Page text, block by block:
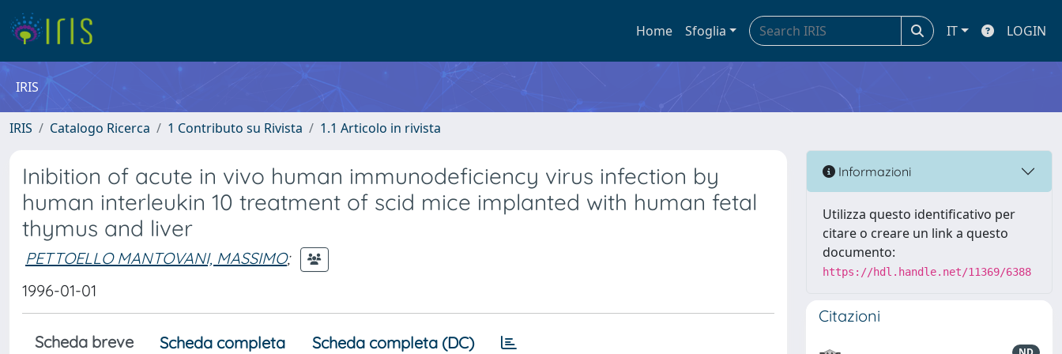
Home Sfoglia IT LOGIN
IRIS
IRIS Catalogo Ricerca 1 Contributo su Rivista 1.1 Articolo in rivista
Inibition of acute in vivo human immunodeficiency virus infection by
human interleukin 10 treatment of scid mice implanted with human fetal
thymus and liver
PETTOELLO MANTOVANI, MASSIMO;
1996-01-01
Scheda breve Scheda completa Scheda completa (DC)
Informazioni
Utilizza questo identificativo per
citare o creare un link a questo
documento:
https://hdl.handle.net/11369/6388
Citazioni